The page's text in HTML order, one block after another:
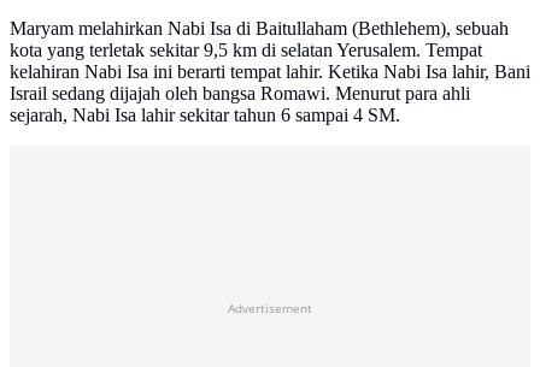
Maryam melahirkan Nabi Isa di Baitullaham (Bethlehem), sebuah
kota yang terletak sekitar 9,5 km di selatan Yerusalem. Tempat
kelahiran Nabi Isa ini berarti tempat lahir. Ketika Nabi Isa lahir, Bani
Israil sedang dijajah oleh bangsa Romawi. Menurut para ahli
sejarah, Nabi Isa lahir sekitar tahun 6 sampai 4 SM.
Advertisement